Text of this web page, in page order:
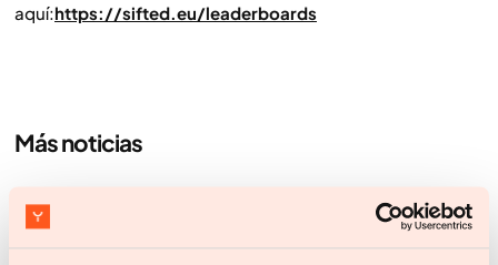
aquí:https://sifted.eu/leaderboards
Más noticias